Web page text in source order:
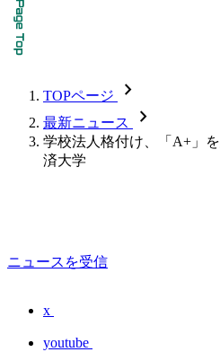
TOPページ chevron_forward
最新ニュース chevron_forward
学校法人格付け、「A+」
済大学
ニュースを受信
x
youtube